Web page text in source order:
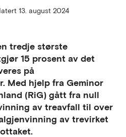
13. august 2024
tredje største
15 prosent av det
på
Med hjelp fra Geminor
(RiG) gått fra null
av treavfall til over
av trevirket